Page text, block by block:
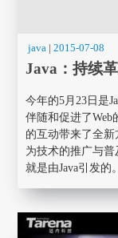
java |2015-07-08
Java：持续
今年的5月23日是
伴随和促进了
的互动带来了全
为技术的推广与
就是由Java引发的。